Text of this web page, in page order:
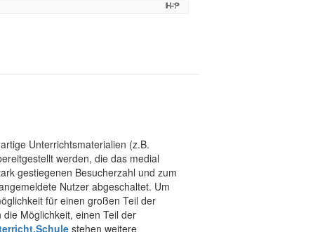
Unterrichtsmaterialien (z.B.
werden, die das medial
gestiegenen Besucherzahl und zum
Nutzer abgeschaltet. Um
für einen großen Teil der
Möglichkeit, einen Teil der
stehen weitere